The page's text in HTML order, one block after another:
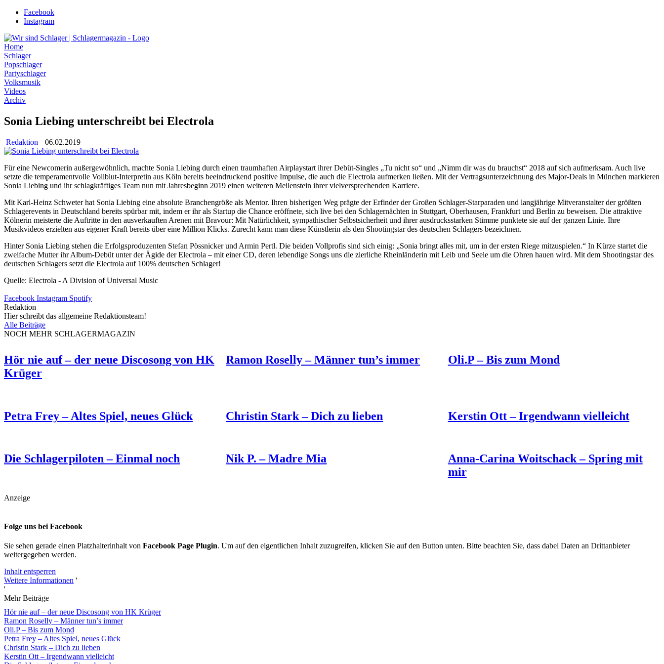
Zum
Inhalt
Facebook
Instagram
Home
Schlager
Popschlager
Partyschlager
Volksmusik
Videos
Archiv
Sonia Liebing unterschreibt bei Electrola
Redaktion 06.02.2019
Für eine Newcomerin außergewöhnlich, machte Sonia Liebing durch einen traumhaften Airplaystart ihrer Debüt-Singles „Tu nicht so“ und „Nimm dir was du brauchst“ 2018 auf sich aufmerksam. Auch live
setzte die temperamentvolle Vollblut-Interpretin aus Köln bereits beeindruckend positive Impulse, die auch die Electrola aufmerken ließen. Mit der Vertragsunterzeichnung des Major-Deals in München markieren
Sonia Liebing und ihr schlagkräftiges Team nun mit Jahresbeginn 2019 einen weiteren Meilenstein ihrer vielversprechenden Karriere.
Mit Karl-Heinz Schweter hat Sonia Liebing eine absolute Branchengröße als Mentor. Ihren bisherigen Weg prägte der Erfinder der Großen Schlager-Starparaden und langjährige Mitveranstalter der größten
Schlagerevents in Deutschland bereits spürbar mit, indem er ihr als Startup die Chance eröffnete, sich live bei den Schlagernächten in Stuttgart, Oberhausen, Frankfurt und Berlin zu beweisen. Die attraktive
Kölnerin meisterte die Auftritte in den ausverkauften Arenen mit Bravour: Mit Natürlichkeit, sympathischer Selbstsicherheit und ihrer ausdrucksstarken Stimme punktete sie auf der ganzen Linie. Ihre
Musikvideos erzielten aus eigener Kraft bereits über eine Million Klicks. Zurecht kann man diese Künstlerin als den Shootingstar des deutschen Schlagers bezeichnen.
Hinter Sonia Liebing stehen die Erfolgsproduzenten Stefan Pössnicker und Armin Pertl. Die beiden Vollprofis sind sich einig: „Sonia bringt alles mit, um in der ersten Riege mitzuspielen.“ In Kürze startet die
zweifache Mutter ihr Album-Debüt unter der Ägide der Electrola – mit einer CD, deren lebendige Songs uns die zierliche Rheinländerin mit Leib und Seele um die Ohren hauen wird. Mit dem Shootingstar des
deutschen Schlagers setzt die Electrola auf 100% deutschen Schlager!
Quelle: Electrola - A Division of Universal Music
Facebook Instagram Spotify
Redaktion
Hier schreibt das allgemeine Redaktionsteam!
Alle Beiträge
NOCH MEHR SCHLAGERMAGAZIN
Hör nie auf – der neue Discosong von HK
Krüger
Ramon Roselly – Männer tun’s immer Oli.P – Bis zum Mond
Petra Frey – Altes Spiel, neues Glück Christin Stark – Dich zu lieben Kerstin Ott – Irgendwann vielleicht
Die Schlagerpiloten – Einmal noch Nik P. – Madre Mia
Anna-Carina Woitschack – Spring mit
mir
Anzeige
Folge uns bei Facebook
Sie sehen gerade einen Platzhalterinhalt von Facebook Page Plugin. Um auf den eigentlichen Inhalt zuzugreifen, klicken Sie auf den Button unten. Bitte beachten Sie, dass dabei Daten an Drittanbieter
weitergegeben werden.
Inhalt entsperren
Weitere Informationen '
'
Mehr Beiträge
Hör nie auf – der neue Discosong von HK Krüger
Ramon Roselly – Männer tun’s immer
Oli.P – Bis zum Mond
Petra Frey – Altes Spiel, neues Glück
Christin Stark – Dich zu lieben
Kerstin Ott – Irgendwann vielleicht